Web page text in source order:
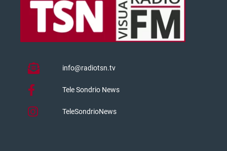
info@radiotsn.tv
Tele Sondrio News
TeleSondrioNews